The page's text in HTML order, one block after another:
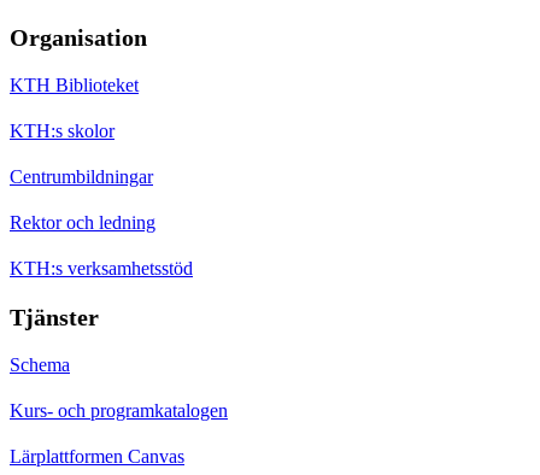
Organisation
KTH Biblioteket
KTH:s skolor
Centrumbildningar
Rektor och ledning
KTH:s verksamhetsstöd
Tjänster
Schema
Kurs- och programkatalogen
Lärplattformen Canvas